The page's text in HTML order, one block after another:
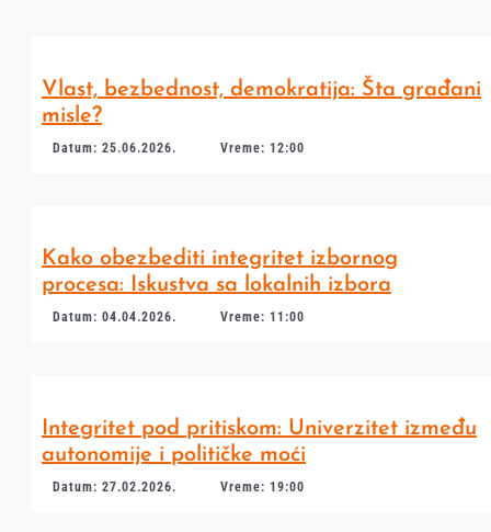
Vlast, bezbednost, demokratija: Šta građani
misle?
Datum: 25.06.2026. Vreme: 12:00
Kako obezbediti integritet izbornog
procesa: Iskustva sa lokalnih izbora
Datum: 04.04.2026. Vreme: 11:00
Integritet pod pritiskom: Univerzitet između
autonomije i političke moći
Datum: 27.02.2026. Vreme: 19:00